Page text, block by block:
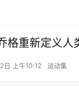
格重新定义人
日 上午10:12 运动集